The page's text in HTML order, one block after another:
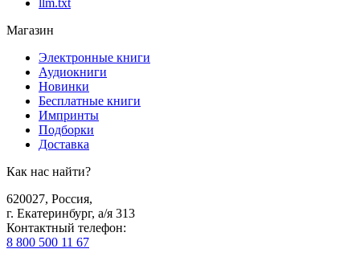
Магазин
Электронные книги
Аудиокниги
Новинки
Бесплатные книги
Импринты
Подборки
Доставка
Как нас найти?
620027, Россия,
г. Екатеринбург, а/я 313
Контактный телефон:
8 800 500 11 67